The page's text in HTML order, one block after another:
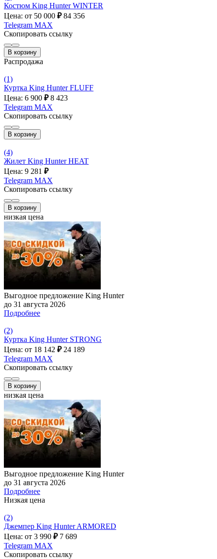
Костюм King Hunter WINTER
Цена: от 50 000 ₽ 84 356
Telegram MAX
Скопировать ссылку
В корзину
Распродажа
(1)
Куртка King Hunter FLUFF
Цена: 6 900 ₽ 8 423
Telegram MAX
Скопировать ссылку
В корзину
(4)
Жилет King Hunter HEAT
Цена: 9 281 ₽
Telegram MAX
Скопировать ссылку
В корзину
низкая цена
Выгодное предложение King Hunter
до 31 августа 2026
Подробнее
(2)
Куртка King Hunter STRONG
Цена: от 18 142 ₽ 24 189
Telegram MAX
Скопировать ссылку
В корзину
низкая цена
Выгодное предложение King Hunter
до 31 августа 2026
Подробнее
Низкая цена
(2)
Джемпер King Hunter ARMORED
Цена: от 3 990 ₽ 7 689
Telegram MAX
Скопировать ссылку